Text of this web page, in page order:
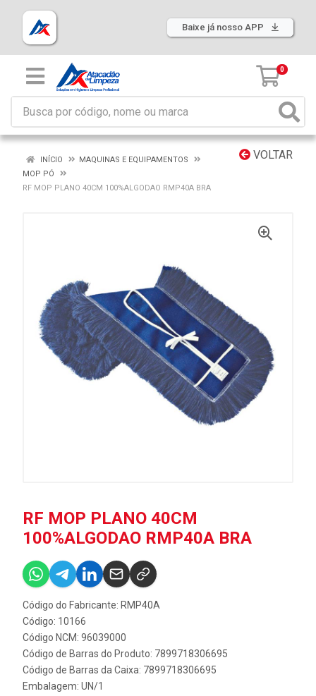
Baixe já nosso APP
0
VOLTAR
INÍCIO
MAQUINAS E EQUIPAMENTOS
MOP PÓ
RF MOP PLANO 40CM 100%ALGODAO RMP40A BRA
RF MOP PLANO 40CM
100%ALGODAO RMP40A BRA
Código do Fabricante: RMP40A
Código: 10166
Código NCM: 96039000
Código de Barras do Produto: 7899718306695
Código de Barras da Caixa: 7899718306695
Embalagem: UN/1